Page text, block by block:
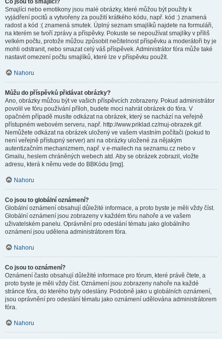
Co jsou to smajlíci?
Smajlíci nebo emotikony jsou malé obrázky, které můžou být použity k
vyjádření pocitů a vytvořeny za použití krátkého kódu, např. kód :) znamená
radost a kód :( znamená smutek. Úplný seznam smajlíků najdete na formuláři,
na kterém se tvoří zprávy a příspěvky. Pokuste se nepoužívat smajlíky v příliš
velkém počtu, protože můžou způsobit nečitelnost příspěvku a moderátoři by je
mohli odstranit, nebo smazat celý váš příspěvek. Administrátor fóra může také
nastavit omezení počtu smajlíků, které lze v příspěvku použít.
Nahoru
Můžu do příspěvků přidávat obrázky?
Ano, obrázky můžou být ve vašich příspěvcích zobrazeny. Pokud administrátor
povolil ve fóru používání příloh, budete moci nahrát obrázek do fóra. V
opačném případě musíte odkázat na obrázek, který se nachází na veřejně
přístupném webovém serveru, např. http://www.priklad.cz/muj-obrazek.gif.
Nemůžete odkázat na obrázek uložený ve vašem vlastním počítači (pokud to
není veřejně přístupný server) ani na obrázky uložené za nějakým
autentizačním mechanizmem, např. v e-mailech na seznamu.cz nebo v
Gmailu, heslem chráněných webech atd. Aby se obrázek zobrazil, vložte
adresu, která k němu vede do BBKódu [img].
Nahoru
Co jsou to globální oznámení?
Globální oznámení obsahují důležité informace, a proto byste je měli vždy číst.
Globální oznámení jsou zobrazeny v každém fóru nahoře a ve vašem
uživatelském panelu. Oprávnění pro odeslání tématu jako globálního
oznámení jsou udělena administrátorem fóra.
Nahoru
Co jsou to oznámení?
Oznámení často obsahují důležité informace pro fórum, které právě čtete, a
proto byste je měli vždy číst. Oznámení jsou zobrazeny nahoře na každé
stránce fóra, do kterého byly odeslány. Podobně jako u globálních oznámení,
jsou oprávnění pro odeslání tématu jako oznámení udělována administrátorem
fóra.
Nahoru